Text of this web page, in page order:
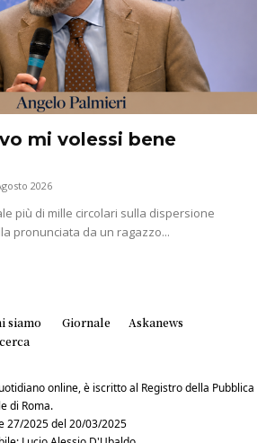
mi volessi bene
2026
più di mille circolari sulla dispersione
pronunciata da un ragazzo...
siamo Giornale
Askanews
online, è iscritto al Registro della Pubblica
di Roma.
27/2025 del 20/03/2025